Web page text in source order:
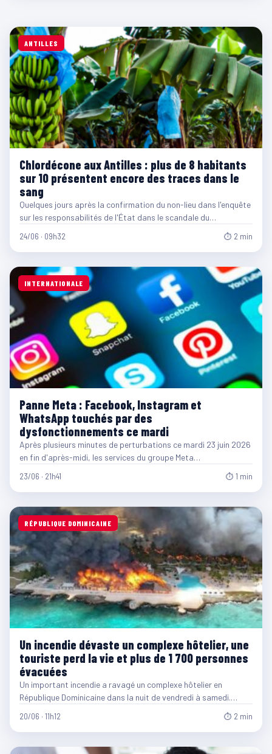
ANTILLES
Chlordécone aux Antilles : plus de 8 habitants
sur 10 présentent encore des traces dans le
sang
Quelques jours après la confirmation du non-lieu dans l'enquête
sur les responsabilités de l'État dans le scandale du…
24/06 · 09h32 ⏱ 2 min
INTERNATIONALE
Panne Meta : Facebook, Instagram et
WhatsApp touchés par des
dysfonctionnements ce mardi
Après plusieurs minutes de perturbations ce mardi 23 juin 2026
en fin d'après-midi, les services du groupe Meta…
23/06 · 21h41 ⏱ 1 min
RÉPUBLIQUE DOMINICAINE
Un incendie dévaste un complexe hôtelier, une
touriste perd la vie et plus de 1 700 personnes
évacuées
Un important incendie a ravagé un complexe hôtelier en
République Dominicaine dans la nuit de vendredi à samedi.…
20/06 · 11h12 ⏱ 2 min